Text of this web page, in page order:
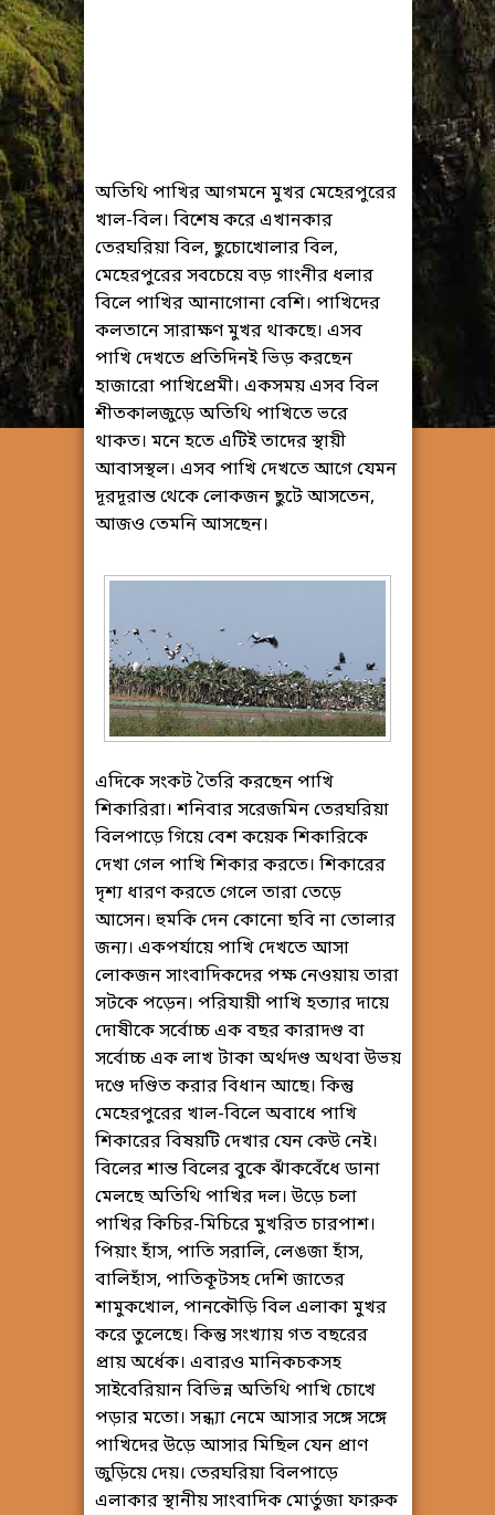
অতিথি পাখির আগমনে মুখর মেহেরপুরের
খাল-বিল। বিশেষ করে এখানকার
তেরঘরিয়া বিল, ছুচোখোলার বিল,
মেহেরপুরের সবচেয়ে বড় গাংনীর ধলার
বিলে পাখির আনাগোনা বেশি। পাখিদের
কলতানে সারাক্ষণ মুখর থাকছে। এসব
পাখি দেখতে প্রতিদিনই ভিড় করছেন
হাজারো পাখিপ্রেমী। একসময় এসব বিল
শীতকালজুড়ে অতিথি পাখিতে ভরে
থাকত। মনে হতে এটিই তাদের স্থায়ী
আবাসস্থল। এসব পাখি দেখতে আগে যেমন
দূরদূরান্ত থেকে লোকজন ছুটে আসতেন,
আজও তেমনি আসছেন।
এদিকে সংকট তৈরি করছেন পাখি
শিকারিরা। শনিবার সরেজমিন তেরঘরিয়া
বিলপাড়ে গিয়ে বেশ কয়েক শিকারিকে
দেখা গেল পাখি শিকার করতে। শিকারের
দৃশ্য ধারণ করতে গেলে তারা তেড়ে
আসেন। হুমকি দেন কোনো ছবি না তোলার
জন্য। একপর্যায়ে পাখি দেখতে আসা
লোকজন সাংবাদিকদের পক্ষ নেওয়ায় তারা
সটকে পড়েন। পরিযায়ী পাখি হত্যার দায়ে
দোষীকে সর্বোচ্চ এক বছর কারাদণ্ড বা
সর্বোচ্চ এক লাখ টাকা অর্থদণ্ড অথবা উভয়
দণ্ডে দণ্ডিত করার বিধান আছে। কিন্তু
মেহেরপুরের খাল-বিলে অবাধে পাখি
শিকারের বিষয়টি দেখার যেন কেউ নেই।
বিলের শান্ত বিলের বুকে ঝাঁকবেঁধে ডানা
মেলছে অতিথি পাখির দল। উড়ে চলা
পাখির কিচির-মিচিরে মুখরিত চারপাশ।
পিয়াং হাঁস, পাতি সরালি, লেঙজা হাঁস,
বালিহাঁস, পাতিকূটসহ দেশি জাতের
শামুকখোল, পানকৌড়ি বিল এলাকা মুখর
করে তুলেছে। কিন্তু সংখ্যায় গত বছরের
প্রায় অর্ধেক। এবারও মানিকচকসহ
সাইবেরিয়ান বিভিন্ন অতিথি পাখি চোখে
পড়ার মতো। সন্ধ্যা নেমে আসার সঙ্গে সঙ্গে
পাখিদের উড়ে আসার মিছিল যেন প্রাণ
জুড়িয়ে দেয়। তেরঘরিয়া বিলপাড়ে
এলাকার স্থানীয় সাংবাদিক মোর্তুজা ফারুক